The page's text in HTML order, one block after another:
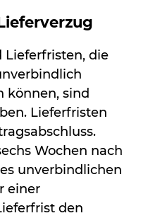
die
können, sind
Lieferfristen
Wochen nach
unverbindlichen
einer
den